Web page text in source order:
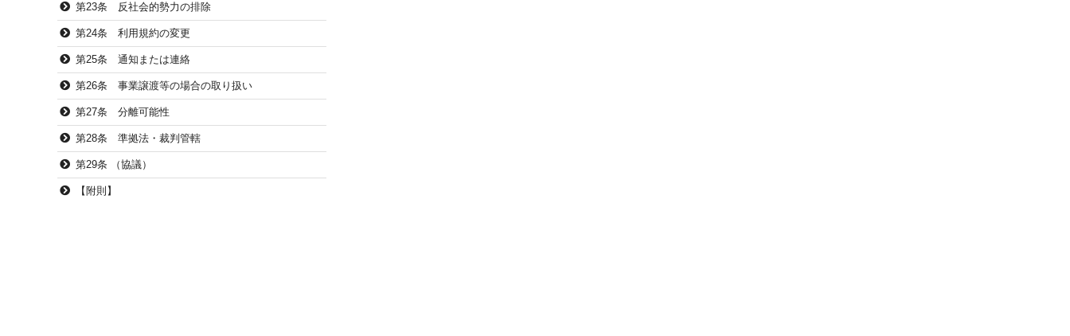
第23条 反社会的勢力の排除
第24条 利用規約の変更
第25条 通知または連絡
第26条 事業譲渡等の場合の取り扱い
第27条 分離可能性
第28条 準拠法・裁判管轄
第29条 （協議）
【附則】